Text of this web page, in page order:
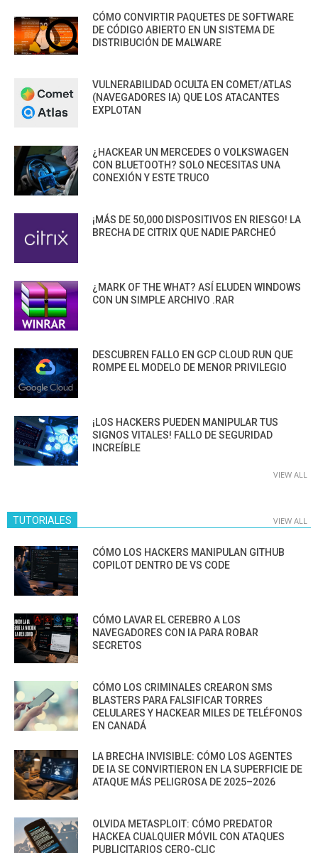
CÓMO CONVIRTIR PAQUETES DE SOFTWARE
DE CÓDIGO ABIERTO EN UN SISTEMA DE
DISTRIBUCIÓN DE MALWARE
VULNERABILIDAD OCULTA EN COMET/ATLAS
(NAVEGADORES IA) QUE LOS ATACANTES
EXPLOTAN
¿HACKEAR UN MERCEDES O VOLKSWAGEN
CON BLUETOOTH? SOLO NECESITAS UNA
CONEXIÓN Y ESTE TRUCO
¡MÁS DE 50,000 DISPOSITIVOS EN RIESGO! LA
BRECHA DE CITRIX QUE NADIE PARCHEÓ
¿MARK OF THE WHAT? ASÍ ELUDEN WINDOWS
CON UN SIMPLE ARCHIVO .RAR
DESCUBREN FALLO EN GCP CLOUD RUN QUE
ROMPE EL MODELO DE MENOR PRIVILEGIO
¡LOS HACKERS PUEDEN MANIPULAR TUS
SIGNOS VITALES! FALLO DE SEGURIDAD
INCREÍBLE
VIEW ALL
TUTORIALES VIEW ALL
CÓMO LOS HACKERS MANIPULAN GITHUB
COPILOT DENTRO DE VS CODE
CÓMO LAVAR EL CEREBRO A LOS
NAVEGADORES CON IA PARA ROBAR
SECRETOS
CÓMO LOS CRIMINALES CREARON SMS
BLASTERS PARA FALSIFICAR TORRES
CELULARES Y HACKEAR MILES DE TELÉFONOS
EN CANADÁ
LA BRECHA INVISIBLE: CÓMO LOS AGENTES
DE IA SE CONVIRTIERON EN LA SUPERFICIE DE
ATAQUE MÁS PELIGROSA DE 2025–2026
OLVIDA METASPLOIT: CÓMO PREDATOR
HACKEA CUALQUIER MÓVIL CON ATAQUES
PUBLICITARIOS CERO-CLIC